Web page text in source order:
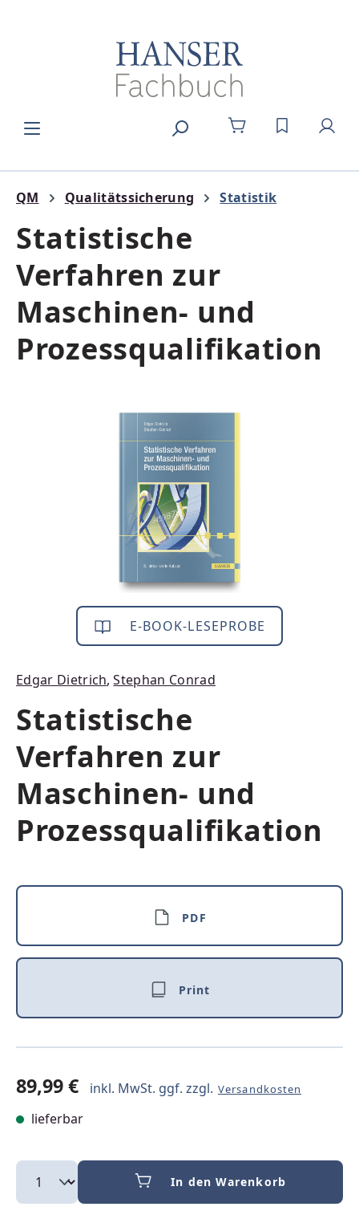
DU HAST 0
QM Qualitätssicherung Statistik
Statistische
Verfahren zur
Maschinen- und
Prozessqualifikation
Bildergalerie überspringen
E-BOOK-LESEPROBE
Edgar Dietrich,Stephan Conrad
Statistische
Verfahren zur
Maschinen- und
Prozessqualifikation
PDF
Print
89,99 € inkl. MwSt. ggf. zzgl. Versandkosten
lieferbar
In den Warenkorb